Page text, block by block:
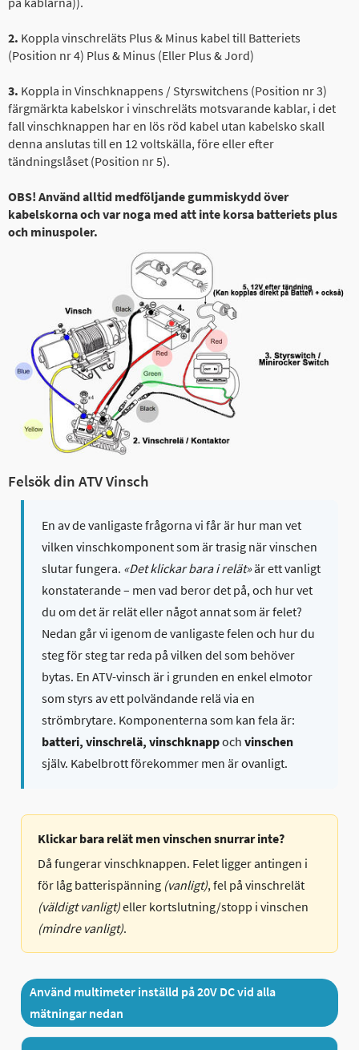
2. Koppla vinschreläts Plus & Minus kabel till Batteriets
(Position nr 4) Plus & Minus (Eller Plus & Jord)
3. Koppla in Vinschknappens / Styrswitchens (Position nr 3)
färgmärkta kabelskor i vinschreläts motsvarande kablar, i det
fall vinschknappen har en lös röd kabel utan kabelsko skall
denna anslutas till en 12 voltskälla, före eller efter
tändningslåset (Position nr 5).
OBS! Använd alltid medföljande gummiskydd över
kabelskorna och var noga med att inte korsa batteriets plus
och minuspoler.
Felsök din ATV Vinsch
En av de vanligaste frågorna vi får är hur man vet
vilken vinschkomponent som är trasig när vinschen
slutar fungera. «Det klickar bara i relät»är ett vanligt
konstaterande – men vad beror det på, och hur vet
du om det är relät eller något annat som är felet?
Nedan går vi igenom de vanligaste felen och hur du
steg för steg tar reda på vilken del som behöver
bytas. En ATV-vinsch är i grunden en enkel elmotor
som styrs av ett polvändande relä via en
strömbrytare. Komponenterna som kan fela är:
batteri, vinschrelä, vinschknappoch vinschen
själv. Kabelbrott förekommer men är ovanligt.
Klickar bara relät men vinschen snurrar inte?
Då fungerar vinschknappen. Felet ligger antingen i
för låg batterispänning (vanligt), fel på vinschrelät
(väldigt vanligt)eller kortslutning/stopp i vinschen
(mindre vanligt).
Använd multimeter inställd på 20V DC vid alla
mätningar nedan